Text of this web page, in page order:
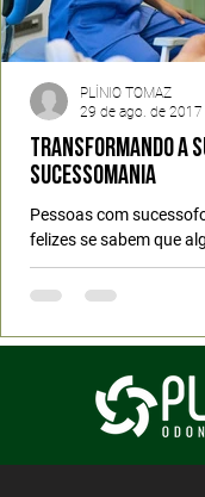
Transformando a
Sucessomania
Pessoas com
felizes se sabem que
Sabotam sua própria
PLÍNIO TOMAZ
29 de ago. de 2017